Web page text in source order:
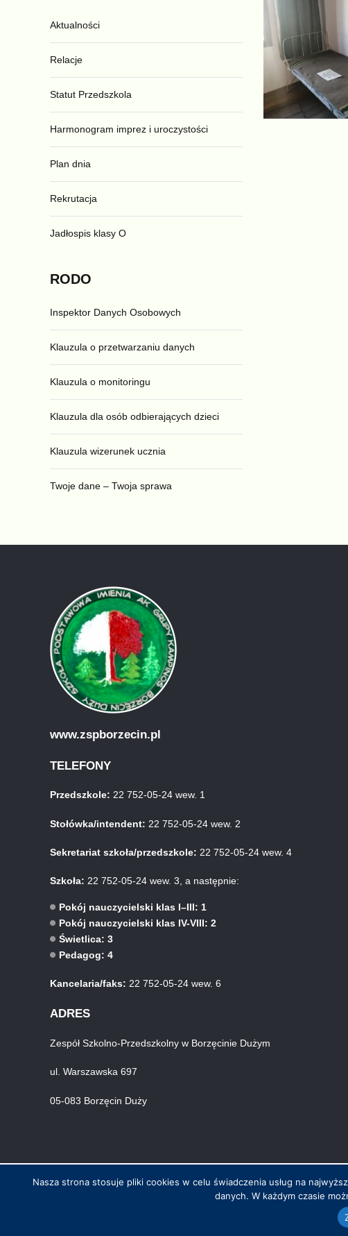
Aktualności
Relacje
Statut Przedszkola
Harmonogram imprez i uroczystości
Plan dnia
Rekrutacja
Jadłospis klasy O
RODO
Inspektor Danych Osobowych
Klauzula o przetwarzaniu danych
Klauzula o monitoringu
Klauzula dla osób odbierających dzieci
Klauzula wizerunek ucznia
Twoje dane – Twoja sprawa
www.zspborzecin.pl
TELEFONY
Przedszkole: 22 752-05-24 wew. 1
Stołówka/intendent: 22 752-05-24 wew. 2
Sekretariat szkoła/przedszkole: 22 752-05-24 wew. 4
Szkoła: 22 752-05-24 wew. 3, a następnie:
Pokój nauczycielski klas I–III: 1
Pokój nauczycielski klas IV-VIII: 2
Świetlica: 3
Pedagog: 4
Kancelaria/faks: 22 752-05-24 wew. 6
ADRES
Zespół Szkolno-Przedszkolny w Borzęcinie Dużym
ul. Warszawska 697
05-083 Borzęcin Duży
© Wszystkie prawa zastrzeżone. Hosting i wykonanie skynet.net.pl
Nasza strona stosuje pliki cookies w celu świadczenia usług na
danych. W każdym czasie